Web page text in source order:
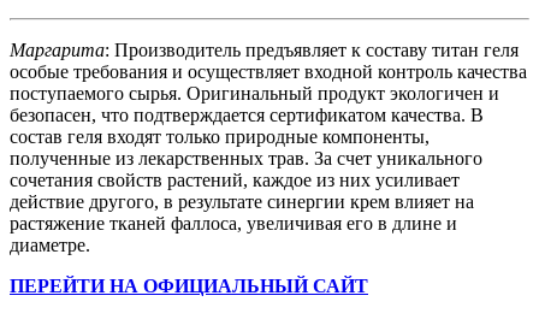
Маргарита: Производитель предъявляет к составу титан геля
особые требования и осуществляет входной контроль качества
поступаемого сырья. Оригинальный продукт экологичен и
безопасен, что подтверждается сертификатом качества. В
состав геля входят только природные компоненты,
полученные из лекарственных трав. За счет уникального
сочетания свойств растений, каждое из них усиливает
действие другого, в результате синергии крем влияет на
растяжение тканей фаллоса, увеличивая его в длине и
диаметре.
ПЕРЕЙТИ НА ОФИЦИАЛЬНЫЙ САЙТ